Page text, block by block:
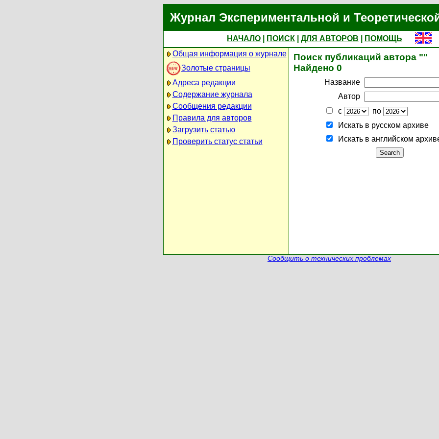
Журнал Экспериментальной и
НАЧАЛО ПОИСК ДЛЯ АВТОРОВ
ПОМОЩЬ
Общая информация о журнале
Золотые страницы
Адреса редакции
Содержание журнала
Сообщения редакции
Правила для авторов
Загрузить статью
Проверить статус статьи
Поиск публикаций автора ""
Найдено 0
Название
Автор
с
по
Искать в русском архиве
Искать в английском
Сообщить о технических проблемах